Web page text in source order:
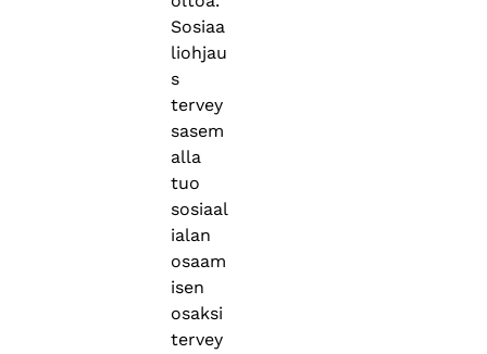
Sosiaa
liohjau
s
tervey
sasem
alla
tuo
sosiaal
ialan
osaam
isen
osaksi
tervey